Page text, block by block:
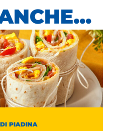
PIADINA